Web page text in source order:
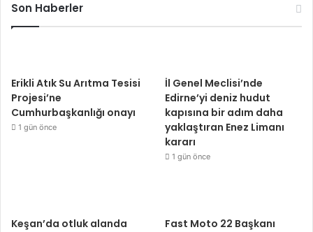
Son Haberler
Erikli Atık Su Arıtma Tesisi
Projesi’ne
Cumhurbaşkanlığı onayı
1 gün önce
İl Genel Meclisi’nde
Edirne’yi deniz hudut
kapısına bir adım daha
yaklaştıran Enez Limanı
kararı
1 gün önce
Keşan’da otluk alanda
Fast Moto 22 Başkanı